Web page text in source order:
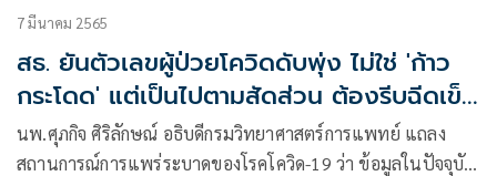
7 มีนาคม 2565
สธ. ยันตัวเลขผู้ป่วยโควิดดับพุ่ง ไม่ใช่ 'ก้าว
กระโดด' แต่เป็นไปตามสัดส่วน ต้องรีบฉีดเข็ม
3
นพ.ศุภกิจ ศิริลักษณ์ อธิบดีกรมวิทยาศาสตร์การแพทย์ แถลง
สถานการ​ณ์การแพร่ระบาดของ​โรค​โค​วิด​-19 ว่า​ ข้อมูลในปัจจุบัน